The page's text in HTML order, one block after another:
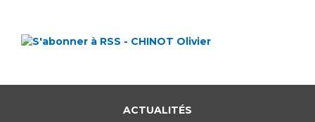
ACTUALITÉS